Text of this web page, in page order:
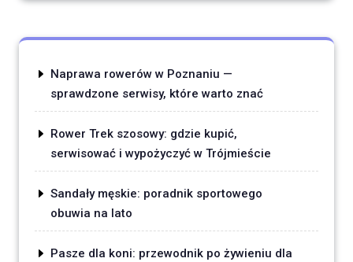
Naprawa rowerów w Poznaniu —
sprawdzone serwisy, które warto znać
Rower Trek szosowy: gdzie kupić,
serwisować i wypożyczyć w Trójmieście
Sandały męskie: poradnik sportowego
obuwia na lato
Pasze dla koni: przewodnik po żywieniu dla